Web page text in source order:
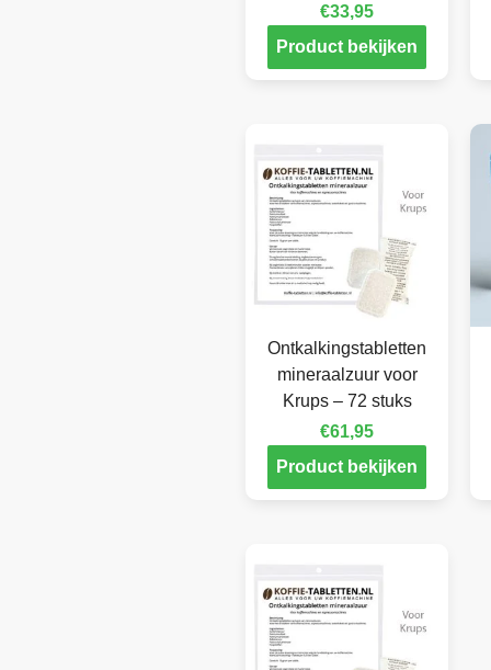
€33,95
Product bekijken
Ontkalkingstabletten
mineraalzuur voor
Krups – 72 stuks
€61,95
Product bekijken